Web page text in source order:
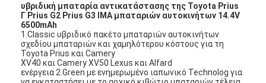
υβριδική μπαταρία αντικατάστασης της Toyota Prius
Γ Prius G2 Prius G3 IMA μπαταριών αυτοκινήτων 14.4V
6500mAh
1.Classic υβριδικό πακέτο μπαταριών αυτοκινήτων
σχεδίου μπαταριών και χαμηλότερου κόστους για τη
Toyota Prius και Camery
XV40 και Camery XV50 Lexus και Alfard
ενέργεια 2.Green με ενημερωμένο ιαπωνικό Technolog για